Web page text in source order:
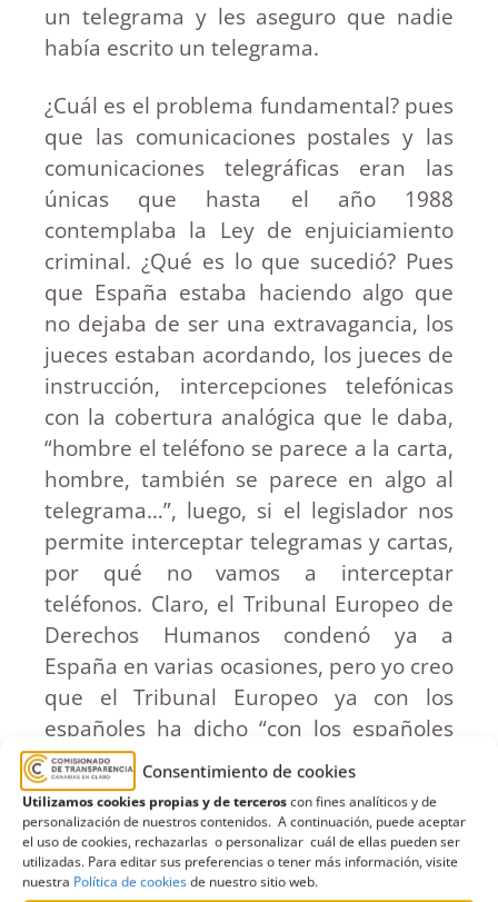
Consentimiento de cookies
Utilizamos cookies propias y de terceroscon fines analíticos y de
personalización de nuestros contenidos. A continuación, puede aceptar
el uso de cookies, rechazarlas o personalizar cuál de ellas pueden ser
utilizadas. Para editar sus preferencias o tener más información, visite
nuestra Política de cookiesde nuestro sitio web.
un telegrama y les aseguro que nadie
había escrito un telegrama.
¿Cuál es el problema fundamental? pues
que las comunicaciones postales y las
comunicaciones telegráficas eran las
únicas que hasta el año 1988
contemplaba la Ley de enjuiciamiento
criminal. ¿Qué es lo que sucedió? Pues
que España estaba haciendo algo que
no dejaba de ser una extravagancia, los
jueces estaban acordando, los jueces de
instrucción, intercepciones telefónicas
con la cobertura analógica que le daba,
“hombre el teléfono se parece a la carta,
hombre, también se parece en algo al
telegrama…”, luego, si el legislador nos
permite interceptar telegramas y cartas,
por qué no vamos a interceptar
teléfonos. Claro, el Tribunal Europeo de
Derechos Humanos condenó ya a
España en varias ocasiones, pero yo creo
que el Tribunal Europeo ya con los
españoles ha dicho “con los españoles
no hay quien pueda”, porque teníamos
varias condenas, se hizo una ley, esa ley
que yo les acabo de comentar, la Ley
Orgánica 4/1988, que introdujo un
párrafo en el articulo 579 y que decía en